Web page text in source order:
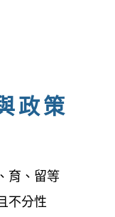
政策
育、留等
不分性